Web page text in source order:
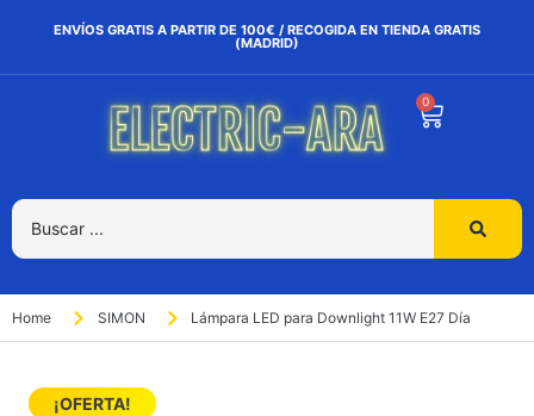
ENVÍOS GRATIS A PARTIR DE 100€ / RECOGIDA EN TIENDA GRATIS
(MADRID)
0
Home SIMON Lámpara LED para Downlight 11W E27 Día
¡OFERTA!